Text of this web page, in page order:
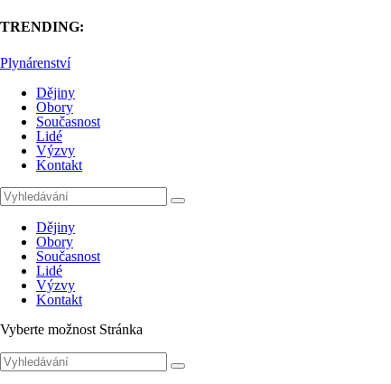
TRENDING:
Plynárenství
Dějiny
Obory
Současnost
Lidé
Výzvy
Kontakt
Dějiny
Obory
Současnost
Lidé
Výzvy
Kontakt
Vyberte možnost Stránka